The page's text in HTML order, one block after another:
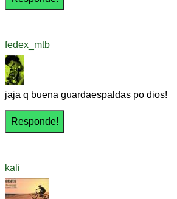
fedex_mtb
jaja q buena guardaespaldas po dios!
kali